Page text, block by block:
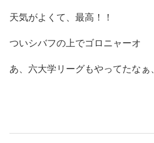
天気がよくて、最高！！
ついシバフの上でゴロニャーオ
あ、六大学リーグもやってたなぁ、